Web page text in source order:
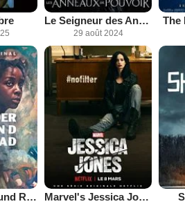
Le Seigneur des Anneaux : Les Anneaux de Pouvoir
29 août 2024
The
The Underground Railroad Marvel's Jessica Jones